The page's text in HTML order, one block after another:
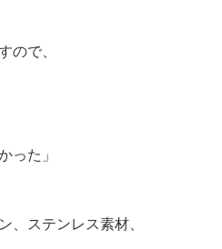
ので、
った」
、ステンレス素材、